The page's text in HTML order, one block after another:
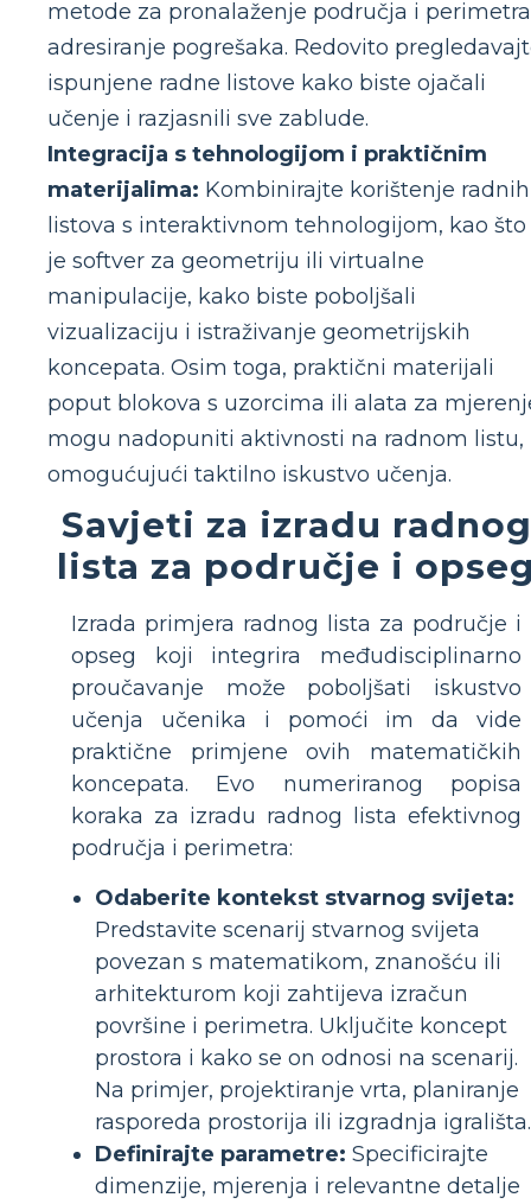
metode za pronalaženje područja i
adresiranje pogrešaka. Redovito
ispunjene radne listove kako biste ojačali
učenje i razjasnili sve zablude.
Integracija s tehnologijom i praktičnim
materijalima: Kombinirajte korištenje radnih
listova s ​​interaktivnom tehnologijom, kao što
je softver za geometriju ili virtualne
manipulacije, kako biste poboljšali
vizualizaciju i istraživanje geometrijskih
koncepata. Osim toga, praktični materijali
poput blokova s ​​uzorcima ili alata za
mogu nadopuniti aktivnosti na radnom listu,
omogućujući taktilno iskustvo učenja.
Savjeti za izradu radnog
lista za područje i
Izrada primjera radnog lista za područje i
opseg koji integrira međudisciplinarno
proučavanje može poboljšati iskustvo
učenja učenika i pomoći im da vide
praktične primjene ovih matematičkih
koncepata. Evo numeriranog popisa
koraka za izradu radnog lista efektivnog
područja i perimetra:
Odaberite kontekst stvarnog svijeta:
Predstavite scenarij stvarnog svijeta
povezan s matematikom, znanošću ili
arhitekturom koji zahtijeva izračun
površine i perimetra. Uključite koncept
prostora i kako se on odnosi na scenarij.
Na primjer, projektiranje vrta, planiranje
rasporeda prostorija ili izgradnja igrališta.
Definirajte parametre: Specificirajte
dimenzije, mjerenja i relevantne detalje